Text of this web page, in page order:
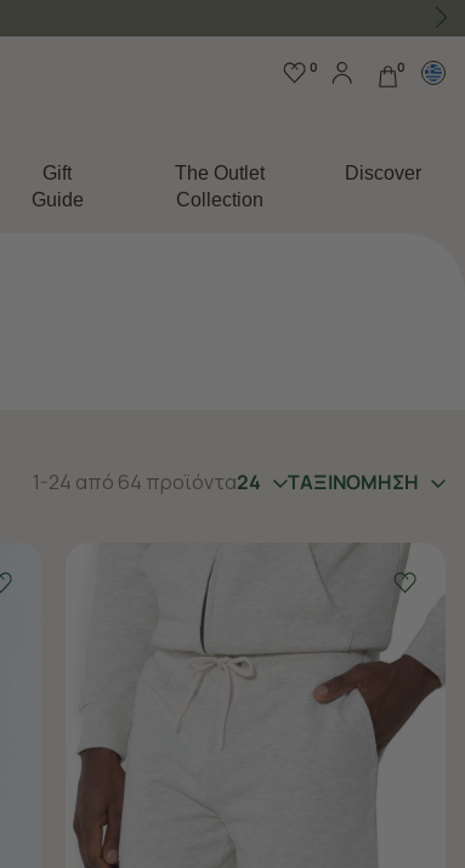
0 0
Gift
Guide
The Outlet
Collection
Discover
1-24 από 64 προϊόντα24 ΤΑΞΙΝΟΜΗΣΗ